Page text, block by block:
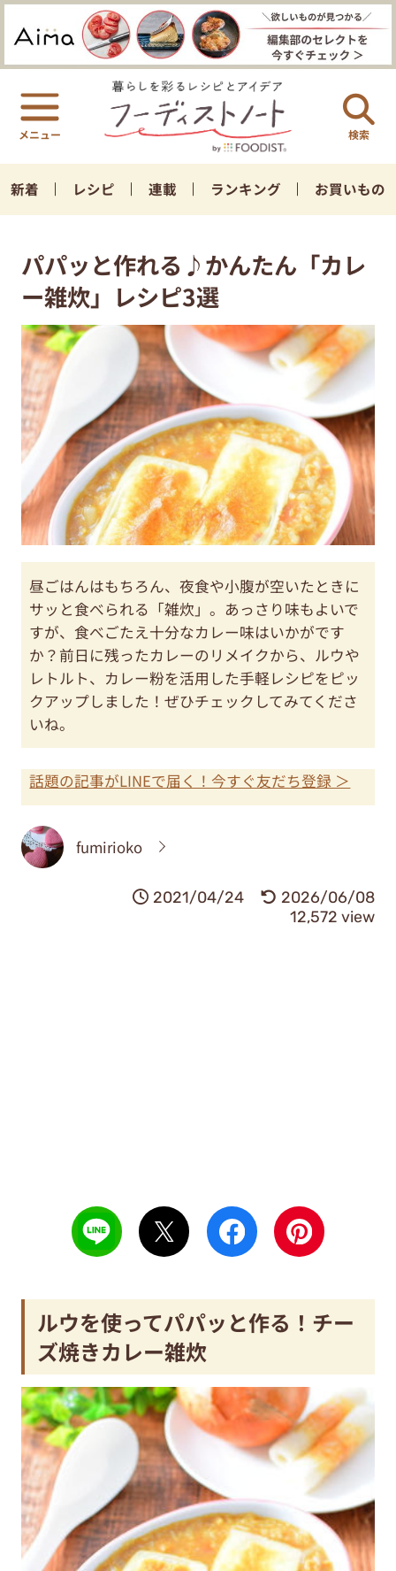
検索
新着 レシピ 連載 ランキング お買いもの
パパッと作れる♪かんたん「カレ
ー雑炊」レシピ3選
昼ごはんはもちろん、夜食や小腹が空いたときに
サッと食べられる「雑炊」。あっさり味もよいで
すが、食べごたえ十分なカレー味はいかがです
か？前日に残ったカレーのリメイクから、ルウや
レトルト、カレー粉を活用した手軽レシピをピッ
クアップしました！ぜひチェックしてみてくださ
いね。
話題の記事がLINEで届く！今すぐ友だち登録 ＞
fumirioko
2021/04/24
2026/06/08
12,572 view
ルウを使ってパパッと作る！チー
ズ焼きカレー雑炊